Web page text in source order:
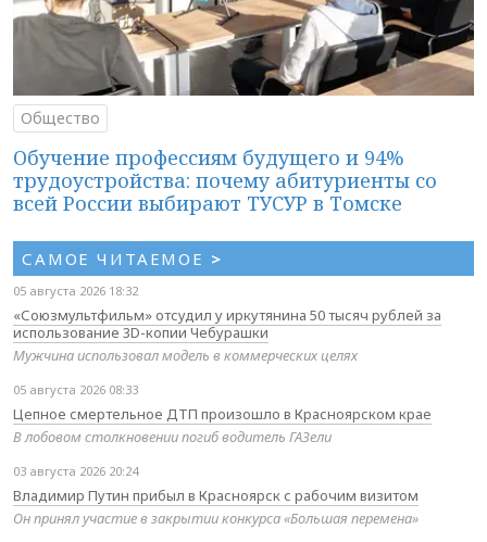
Общество
Обучение профессиям будущего и 94%
трудоустройства: почему абитуриенты со
всей России выбирают ТУСУР в Томске
САМОЕ ЧИТАЕМОЕ >
05 августа 2026 18:32
«Союзмультфильм» отсудил у иркутянина 50 тысяч рублей за
использование 3D-копии Чебурашки
Мужчина использовал модель в коммерческих целях
05 августа 2026 08:33
Цепное смертельное ДТП произошло в Красноярском крае
В лобовом столкновении погиб водитель ГАЗели
03 августа 2026 20:24
Владимир Путин прибыл в Красноярск с рабочим визитом
Он принял участие в закрытии конкурса «Большая перемена»